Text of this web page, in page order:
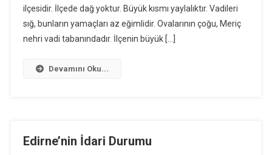
ilçesidir. İlçede dağ yoktur. Büyük kısmı yaylalıktır. Vadileri
sığ, bunların yamaçları az eğimlidir. Ovalarının çoğu, Meriç
nehri vadi tabanındadır. İlçenin büyük […]
Devamını Oku...
Edirne’nin İdari Durumu